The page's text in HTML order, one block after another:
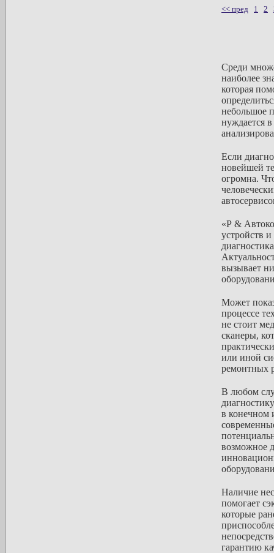
<< пред 1 2
Среди
наиболее
которая
небольшое
нуждается
Если
новейшей
огромна.
«Р &
устройств
вызывает
Может
процессе
не стоит
сканеры,
или иной
ремонтных
В любом
в конечном
возможное
Наличие
помогает
которые
гарантию